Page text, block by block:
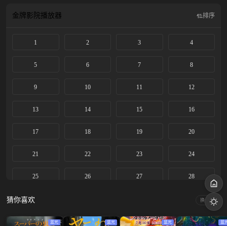
金牌影院播放器 排序
1 2 3 4
5 6 7 8
9 10 11 12
13 14 15 16
17 18 19 20
21 22 23 24
25 26 27 28
29
33 34 35 36
猜你喜欢 换一换
蓝光 蓝光 蓝光 蓝